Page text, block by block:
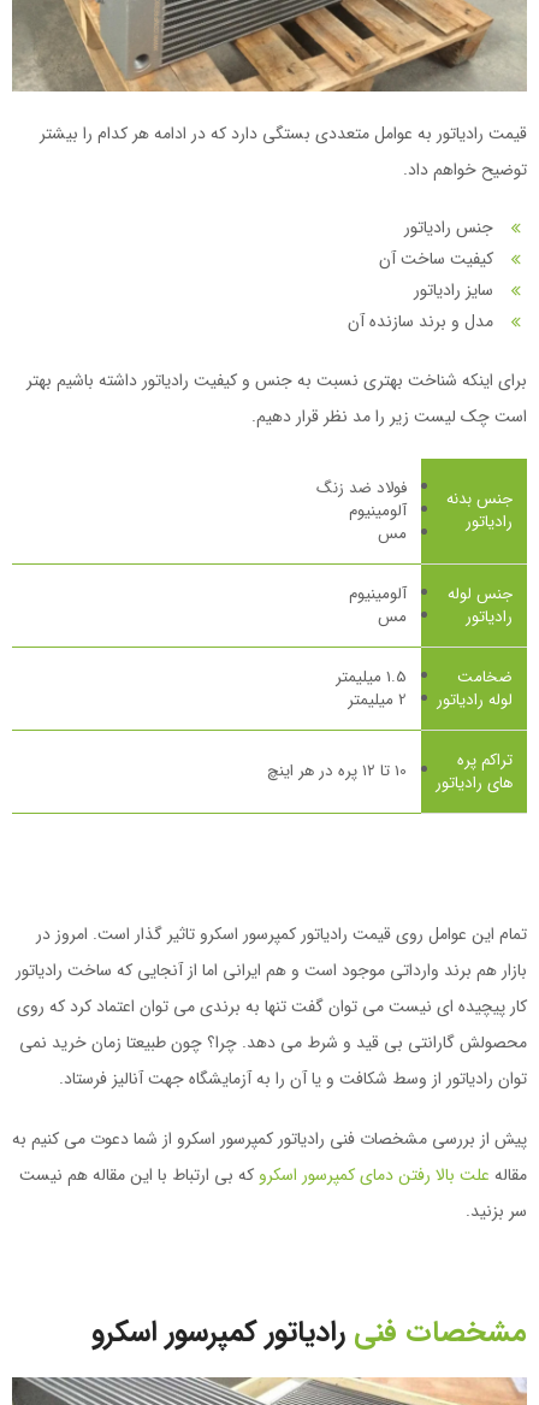
قیمت رادیاتور به عوامل متعددی بستگی دارد که در ادامه هر کدام را بیشتر
توضیح خواهم داد.
جنس رادیاتور
کیفیت ساخت آن
سایز رادیاتور
مدل و برند سازنده آن
برای اینکه شناخت بهتری نسبت به جنس و کیفیت رادیاتور داشته باشیم بهتر
است چک لیست زیر را مد نظر قرار دهیم.
جنس بدنه
رادیاتور
فولاد ضد زنگ
آلومینیوم
مس
جنس لوله
رادیاتور
آلومینیوم
مس
ضخامت
لوله رادیاتور
1.5 میلیمتر
2 میلیمتر
تراکم پره
های رادیاتور
10 تا ۱۲ پره در هر اینچ
تمام این عوامل روی قیمت رادیاتور کمپرسور اسکرو تاثیر گذار است. امروز در
بازار هم برند وارداتی موجود است و هم ایرانی اما از آنجایی که ساخت رادیاتور
کار پیچیده ای نیست می توان گفت تنها به برندی می توان اعتماد کرد که روی
محصولش گارانتی بی قید و شرط می دهد. چرا؟ چون طبیعتا زمان خرید نمی
توان رادیاتور از وسط شکافت و یا آن را به آزمایشگاه جهت آنالیز فرستاد.
پیش از بررسی مشخصات فنی رادیاتور کمپرسور اسکرو از شما دعوت می کنیم به
مقاله علت بالا رفتن دمای کمپرسور اسکرو که بی ارتباط با این مقاله هم نیست
سر بزنید.
مشخصات فنی رادیاتور کمپرسور اسکرو